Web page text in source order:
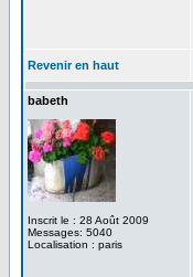
Revenir en haut
babeth
Inscrit le : 28 Août 2009
Messages: 5040
Localisation : paris